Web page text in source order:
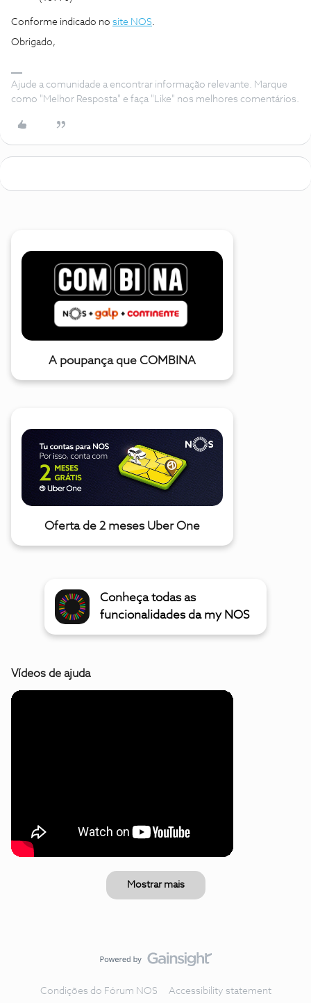
Conforme indicado no site NOS.
Obrigado,
Ajude a comunidade a encontrar informação relevante. Marque
como "Melhor Resposta" e faça "Like" nos melhores comentários.
A poupança que COMBINA
Oferta de 2 meses Uber One
Conheça todas as
funcionalidades da my NOS
Vídeos de ajuda
Mostrar mais
Condições do Fórum NOS Accessibility statement